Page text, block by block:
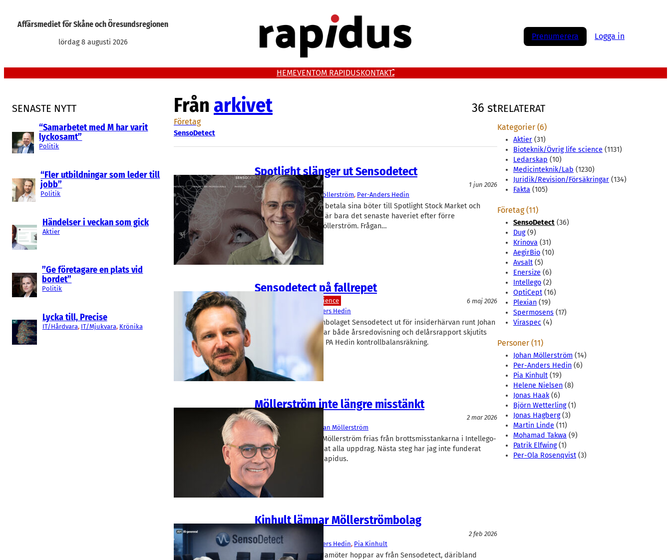
Affärsmediet för Skåne och Öresundsregionen
lördag 8 augusti 2026
Prenumerera Logga in
HEMEVENTOM RAPIDUSKONTAKT
SENASTE NYTT
“Samarbetet med M har varit
lyckosamt”
Politik
“Fler utbildningar som leder till
jobb”
Politik
Händelser i veckan som gick
Aktier
”Ge företagare en plats vid
bordet”
Politik
Lycka till, Precise
IT/Hårdvara, IT/Mjukvara, Krönika
Från arkivet 36 st
Företag
SensoDetect
Spotlight slänger ut Sensodetect
Aktier
1 jun 2026
SensoDetect
Johan Möllerström, Per-Anders Hedin
Sensodetect kan inte betala sina böter till Spotlight Stock Market och
aktien avnoteras. Det är bara det senaste haveriet efter förre
ordföranden Johan Möllerström. Frågan…
Sensodetect på fallrepet
Bioteknik/Övrig life science
6 maj 2026
Per-Anders Hedin
Först råkade medtechbolaget Sensodetect ut för insiderhärvan runt Johan
Möllerström, sedan har både årsredovisning och delårsrapport skjutits
upp. Nu upprättar vd PA Hedin kontrollbalansräkning.
Möllerström inte längre misstänkt
Ledarskap
2 mar 2026
Dug, SensoDetect Johan Möllerström
Skåneankutne Johan Möllerström frias från brottsmisstankarna i Intellego-
härvan. ”Jag har lämnat alla uppdrag. Nästa steg har jag inte funderat
över”, säger han till Rapidus.
Kinhult lämnar Möllerströmbolag
Medicinteknik/Lab
2 feb 2026
SensoDetect
Per-Anders Hedin, Pia Kinhult
Två av tre styrelseledamöter hoppar av från Sensodetect, däribland
RELATERAT
Kategorier (6)
Aktier (31)
Bioteknik/Övrig life science (1131)
Ledarskap (10)
Medicinteknik/Lab (1230)
Juridik/Revision/Försäkringar (134)
Fakta (105)
Företag (11)
SensoDetect (36)
Dug(9)
Krinova (31)
AegirBio (10)
Avsalt (5)
Enersize (6)
Intellego (2)
OptiCept (16)
Plexian (19)
Spermosens (17)
Viraspec (4)
Personer (11)
Johan Möllerström (14)
Per-Anders Hedin (6)
Pia Kinhult (19)
Helene Nielsen (8)
Jonas Haak(6)
Björn Wetterling(1)
Jonas Hagberg(3)
Martin Linde (11)
Mohamad Takwa (9)
Patrik Elfwing(1)
Per-Ola Rosenqvist (3)